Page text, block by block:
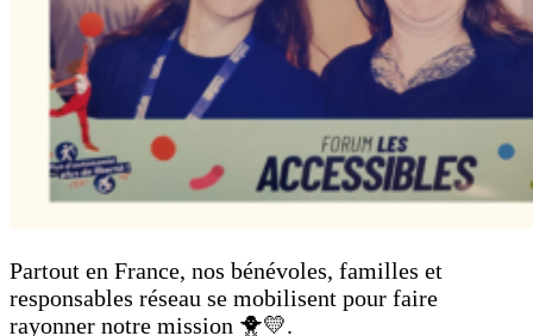
Partout en France, nos bénévoles, familles et
responsables réseau se mobilisent pour faire
rayonner notre mission 🐥💛.